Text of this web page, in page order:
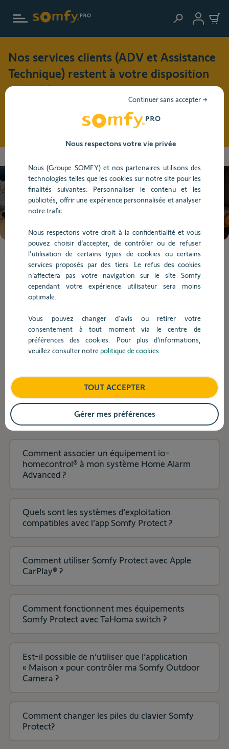
Nos services clients (ADV et Assistance
Technique) restent à votre disposition
cet été !
Pendant cette période de vacances (du 3 au 17 août 2026),
nos horaires d'ouverture seront modifiés : du lundi au jeudi
: 8h30 - 17h30 et le vendredi : 8h30 - 16h30
informations
sélectionnées
chargées.
Utilisez
touche
naviguer
contenu.
Besoin d’aide ?
Lorsque
valeurs
barre
recherche,
suggestions
s'affichent
automatiquement
pour
faciliter
la
Utilisation
Utilisation
Comment associer mes équipements Somfy
Quel impact l'arrêt de la 2G a sur mon système
de sécurité Protexiom/Protexial ?
Comment associer un équipement io-
homecontrol® à mon système Home Alarm
Advanced ?
Quels sont les systèmes d’exploitation
compatibles avec l’app Somfy Protect ?
Comment utiliser Somfy Protect avec Apple
CarPlay® ?
Comment fonctionnent mes équipements
Somfy Protect avec TaHoma switch ?
Est-il possible de n’utiliser que l’application
« Maison » pour contrôler ma Somfy Outdoor
Camera ?
Comment changer les piles du clavier Somfy
Protect?
Nous respectons votre vie privée
Nous (Groupe SOMFY) et nos partenaires utilisons des
technologies telles que les cookies sur notre site pour les
finalités suivantes: Personnaliser le contenu et les
publicités, offrir une expérience personnalisée et analyser
notre trafic.
Nous respectons votre droit à la confidentialité et vous
pouvez choisir d’accepter, de contrôler ou de refuser
l'utilisation de certains types de cookies ou certains
services proposés par des tiers. Le refus des cookies
n’affectera pas votre navigation sur le site Somfy
cependant votre expérience utilisateur sera moins
optimale.
Vous pouvez changer d'avis ou retirer votre
consentement à tout moment via le centre de
préférences des cookies. Pour plus d’informations,
veuillez consulter notre politique de cookies
Continuer sans accepter →
TOUT ACCEPTER
Gérer mes préférences